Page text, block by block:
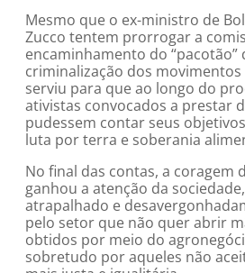
Mesmo que o ex-ministro de
Zucco tentem prorrogar a
encaminhamento do
criminalização dos movimentos
serviu para que ao longo do
ativistas convocados a prestar
pudessem contar seus
luta por terra e soberania
No final das contas, a coragem
ganhou a atenção da
atrapalhado e
pelo setor que não quer abrir
obtidos por meio do
sobretudo por aqueles não